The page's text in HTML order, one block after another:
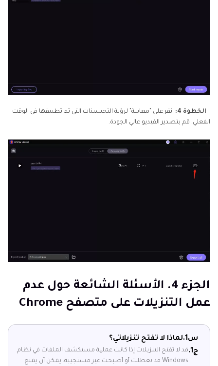
الخطوة 4:
انقر على "معاينة" لرؤية التحسينات التي تم تطبيقها في الوقت
الفعلي. قم بتصدير الفيديو عالي الجودة.
الجزء 4. الأسئلة الشائعة حول عدم
عمل التنزيلات على متصفح Chrome
س1.
لماذا لا تفتح تنزيلاتي؟
ج1.
قد لا تفتح التنزيلات إذا كانت عملية مستكشف الملفات في نظام
Windows قد تعطلت أو أصبحت غير مستجيبة. يمكن أن يمنع